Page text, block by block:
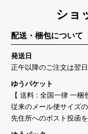
ショ
配送・梱包について
発送日
正午以降のご注文は翌
ゆうパケット
【 送料 : 全国一律 一梱
従来のメール便サイズ
先住所へのポスト投函